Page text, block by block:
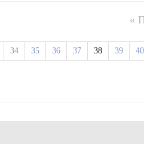
«
34 35 36 37 38 39 40